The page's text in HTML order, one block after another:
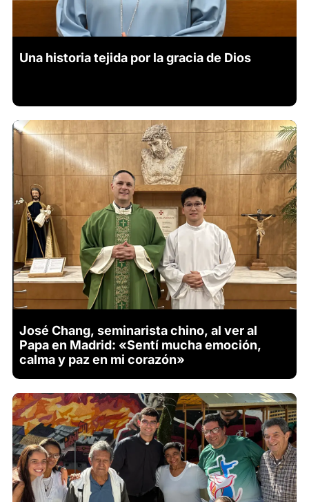
Una historia tejida por la gracia de Dios
José Chang, seminarista chino, al ver al
Papa en Madrid: «Sentí mucha emoción,
calma y paz en mi corazón»